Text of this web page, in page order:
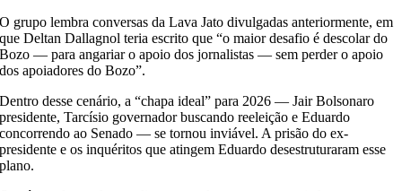
O grupo lembra conversas da Lava Jato divulgadas anteriormente, em
que Deltan Dallagnol teria escrito que “o maior desafio é descolar do
Bozo — para angariar o apoio dos jornalistas — sem perder o apoio
dos apoiadores do Bozo”.
Dentro desse cenário, a “chapa ideal” para 2026 — Jair Bolsonaro
presidente, Tarcísio governador buscando reeleição e Eduardo
concorrendo ao Senado — se tornou inviável. A prisão do ex-
presidente e os inquéritos que atingem Eduardo desestruturaram esse
plano.